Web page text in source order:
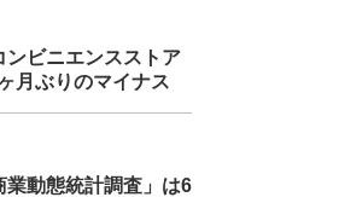
ンビニエンスストア
月ぶりのマイナス
業動態統計調査」は6